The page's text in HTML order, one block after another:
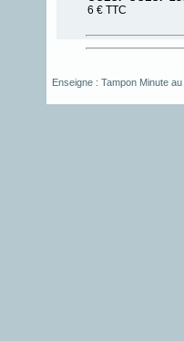
6 € TTC
Enseigne : Tampon Minuteau